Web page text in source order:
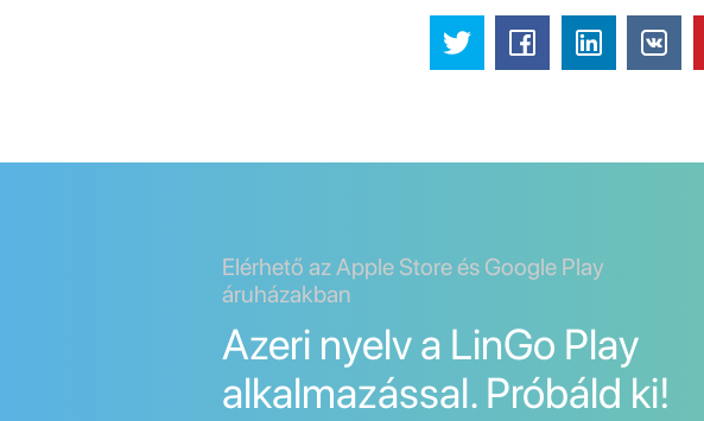
Elérhető az Apple Store és Google Play
áruházakban
Azeri nyelv a LinGo Play
alkalmazással. Próbáld ki!